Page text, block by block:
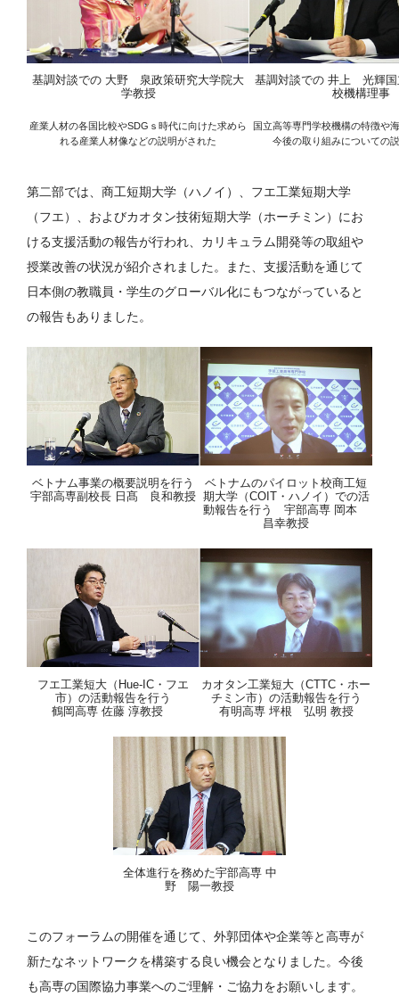
基調対談での 大野 泉政策研究大学院大
学教授
産業人材の各国比較やSDGｓ時代に向けた求めら
れる産業人材像などの説明がされた
基調対談での 井上 光輝国
校機構理事
国立高等専門学校機構の特徴や
今後の取り組みについての
第二部では、商工短期大学（ハノイ）、フエ工業短期大学
（フエ）、およびカオタン技術短期大学（ホーチミン）にお
ける支援活動の報告が行われ、カリキュラム開発等の取組や
授業改善の状況が紹介されました。また、支援活動を通じて
日本側の教職員・学生のグローバル化にもつながっていると
の報告もありました。
ベトナム事業の概要説明を行う
宇部高専副校長 日髙 良和教授
ベトナムのパイロット校商工短
期大学（COIT・ハノイ）での活
動報告を行う 宇部高専 岡本
昌幸教授
フエ工業短大（Hue-IC・フエ
市）の活動報告を行う
鶴岡高専 佐藤 淳教授
カオタン工業短大（CTTC・ホー
チミン市）の活動報告を行う
有明高専 坪根 弘明 教授
全体進行を務めた宇部高専 中
野 陽一教授
このフォーラムの開催を通じて、外郭団体や企業等と高専が
新たなネットワークを構築する良い機会となりました。今後
も高専の国際協力事業へのご理解・ご協力をお願いします。